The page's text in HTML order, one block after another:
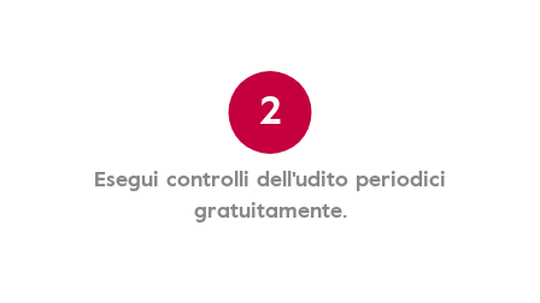
2
Esegui controlli dell'udito periodici
gratuitamente.